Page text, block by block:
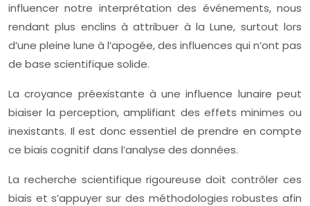
influencer notre interprétation des événements, nous
rendant plus enclins à attribuer à la Lune, surtout lors
d’une pleine lune à l’apogée, des influences qui n’ont pas
de base scientifique solide.
La croyance préexistante à une influence lunaire peut
biaiser la perception, amplifiant des effets minimes ou
inexistants. Il est donc essentiel de prendre en compte
ce biais cognitif dans l’analyse des données.
La recherche scientifique rigoureuse doit contrôler ces
biais et s’appuyer sur des méthodologies robustes afin